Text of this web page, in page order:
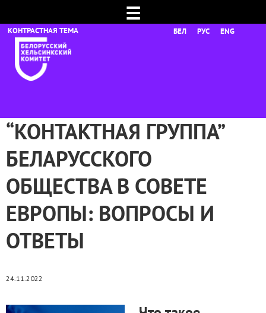
☰
БЕЛ РУС ENG
“КОНТАКТНАЯ ГРУППА”
БЕЛАРУССКОГО
ОБЩЕСТВА В СОВЕТЕ
ЕВРОПЫ: ВОПРОСЫ И
ОТВЕТЫ
24.11.2022